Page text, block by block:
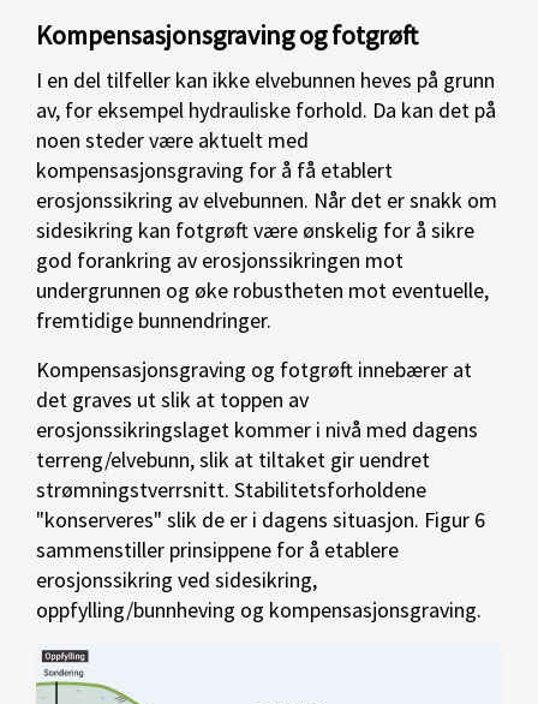
Kompensasjonsgraving og fotgrøft
I en del tilfeller kan ikke elvebunnen heves på grunn
av, for eksempel hydrauliske forhold. Da kan det på
noen steder være aktuelt med
kompensasjonsgraving for å få etablert
erosjonssikring av elvebunnen. Når det er snakk om
sidesikring kan fotgrøft være ønskelig for å sikre
god forankring av erosjonssikringen mot
undergrunnen og øke robustheten mot eventuelle,
fremtidige bunnendringer.
Kompensasjonsgraving og fotgrøft innebærer at
det graves ut slik at toppen av
erosjonssikringslaget kommer i nivå med dagens
terreng/elvebunn, slik at tiltaket gir uendret
strømningstverrsnitt. Stabilitetsforholdene
"konserveres" slik de er i dagens situasjon. Figur 6
sammenstiller prinsippene for å etablere
erosjonssikring ved sidesikring,
oppfylling/bunnheving og kompensasjonsgraving.